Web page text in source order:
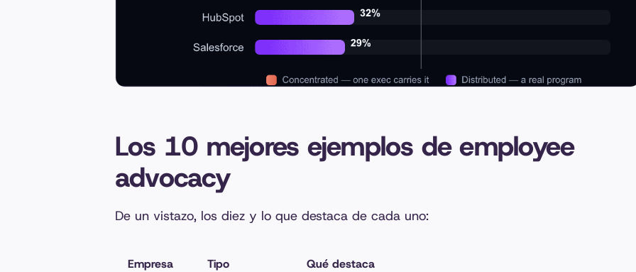
Los 10 mejores ejemplos de employee
advocacy
De un vistazo, los diez y lo que destaca de cada uno:
Empresa Tipo Qué destaca